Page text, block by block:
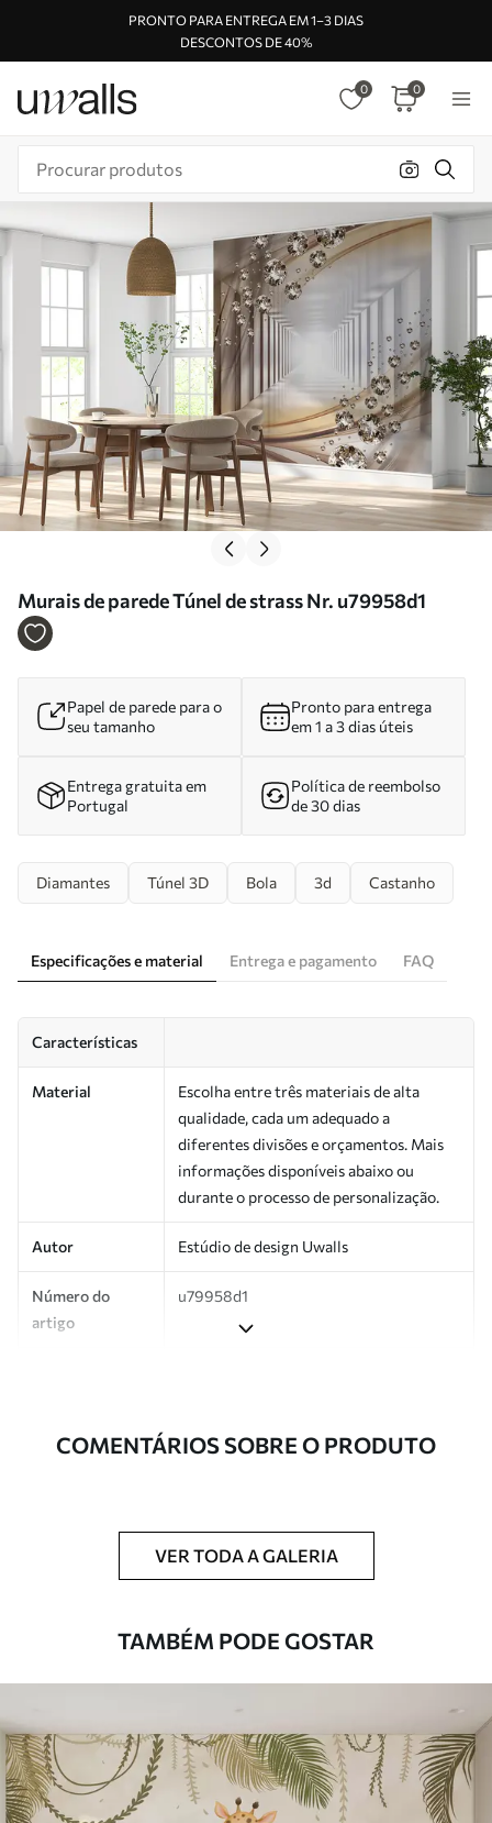
PRONTO PARA ENTREGA EM 1–3 DIAS
DESCONTOS DE 40%
0 0
Murais de parede Túnel de strass Nr. u79958d1
Papel de parede para o
seu tamanho
Pronto para entrega
em 1 a 3 dias úteis
Entrega gratuita em
Portugal
Política de reembolso
de 30 dias
Diamantes Túnel 3D Bola 3d Castanho
Especificações e material Entrega e pagamento FAQ
Características
Material
Escolha entre três materiais de alta
qualidade, cada um adequado a
diferentes divisões e orçamentos. Mais
informações disponíveis abaixo ou
durante o processo de personalização.
Autor Estúdio de design Uwalls
Número do
artigo
u79958d1
Adicionalmente
Disponível com revestimento de verniz
esponja macia. Murais de parede com
revestimento de verniz podem ser limpos
Aplicação perfeita
Materiais disponíveis
Standard
COMENTÁRIOS SOBRE O PRODUTO
VER TODA A GALERIA
TAMBÉM PODE GOSTAR